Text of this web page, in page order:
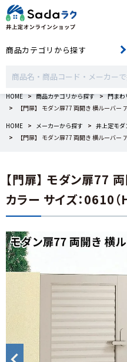
商品カテゴリから探す
HOME 商品カテゴリから探す 門まわ
【門扉】 モダン扉77 両開き 横ルーバー
HOME
メーカーから探す 井上定モ
【門扉】 モダン扉77 両開き 横ルーバー
【門扉】 モダン扉77
カラー サイズ：0610（